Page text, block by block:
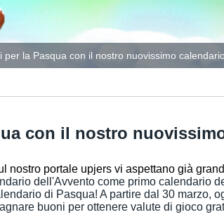
per la Pasqua con il nostro nuovissimo
con il nostro
nostro portale upjers vi aspettano già
dell'Avvento come primo calendario
di Pasqua! A partire dal 30 marzo,
buoni per ottenere valute di gioco